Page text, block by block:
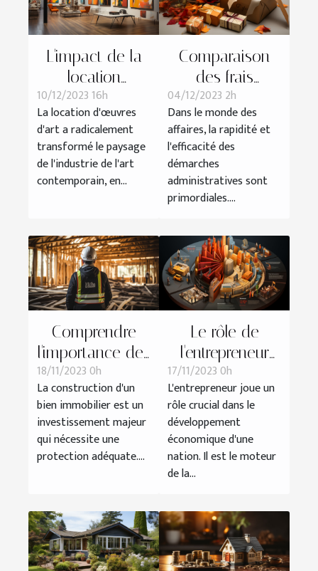
L'impact de la
location
d'œuvres d'art
sur l'industrie de
l'art
contemporain
10/12/2023 16h
La location d'œuvres
d'art a radicalement
transformé le paysage
de l'industrie de l'art
contemporain, en...
Comparaison
des frais
associés à
l'obtention d'un
K-bis entre les
services en
ligne et les
démarches
04/12/2023 2h
Dans le monde des
affaires, la rapidité et
l'efficacité des
démarches
administratives sont
primordiales....
Comprendre
l'importance des
assurances
dommages
ouvrage dans
les projets de
construction
18/11/2023 0h
La construction d'un
bien immobilier est un
investissement majeur
qui nécessite une
protection adéquate....
Le rôle de
l'entrepreneur
dans le
développement
économique
17/11/2023 0h
L'entrepreneur joue un
rôle crucial dans le
développement
économique d'une
nation. Il est le moteur
de la...